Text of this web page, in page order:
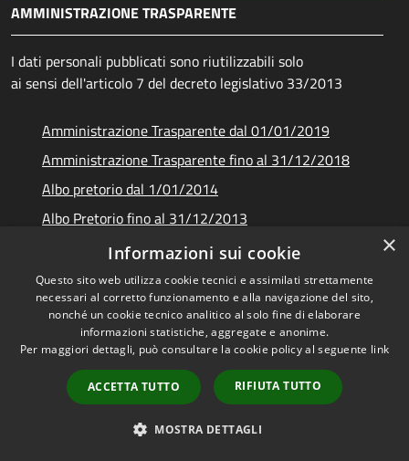
AMMINISTRAZIONE TRASPARENTE
I dati personali pubblicati sono riutilizzabili solo
ai sensi dell'articolo 7 del decreto legislativo 33/2013
Amministrazione Trasparente dal 01/01/2019
Amministrazione Trasparente fino al 31/12/2018
Albo pretorio dal 1/01/2014
Albo Pretorio fino al 31/12/2013
Documenti e dati
Accessibilità
Copyright © 2026 • Unione dei
Comuni Montani Amiata
Grossetana • Powered by
Municipium•Accesso
×
Informazioni sui cookie
Questo sito web utilizza cookie tecnici e assimilati strettamente
necessari al corretto funzionamento e alla navigazione del sito,
nonché un cookie tecnico analitico al solo fine di elaborare
informazioni statistiche, aggregate e anonime.
Per maggiori dettagli, può consultare la cookie policy al seguente link
ACCETTA TUTTO RIFIUTA TUTTO
MOSTRA DETTAGLI